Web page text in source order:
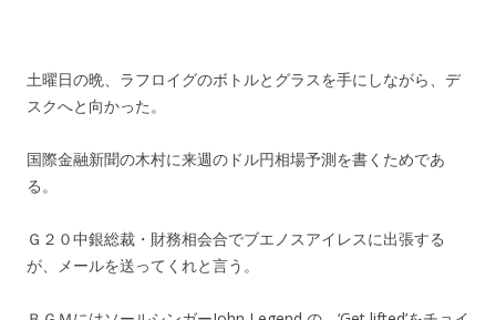
土曜日の晩、ラフロイグのボトルとグラスを手にしながら、デ
スクへと向かった。
国際金融新聞の木村に来週のドル円相場予測を書くためであ
る。
Ｇ２０中銀総裁・財務相会合でブエノスアイレスに出張する
が、メールを送ってくれと言う。